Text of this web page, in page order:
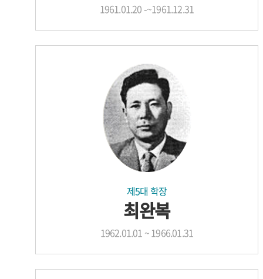
1961.01.20 -~1961.12.31
제5대 학장
최완복
1962.01.01 ~ 1966.01.31